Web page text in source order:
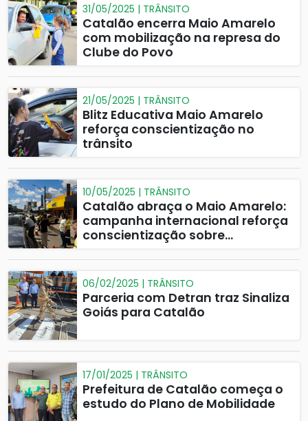
31/05/2025 | TRÂNSITO
Catalão encerra Maio Amarelo
com mobilização na represa do
Clube do Povo
21/05/2025 | TRÂNSITO
Blitz Educativa Maio Amarelo
reforça conscientização no
trânsito
10/05/2025 | TRÂNSITO
Catalão abraça o Maio Amarelo:
campanha internacional reforça
conscientização sobre
06/02/2025 | TRÂNSITO
Parceria com Detran traz Sinaliza
Goiás para Catalão
17/01/2025 | TRÂNSITO
Prefeitura de Catalão começa o
estudo do Plano de Mobilidade